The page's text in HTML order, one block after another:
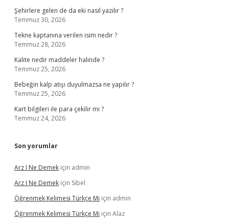
Şehirlere gelen de da eki nasıl yazılır ?
Temmuz 30, 2026
Tekne kaptanına verilen isim nedir ?
Temmuz 28, 2026
Kalite nedir maddeler halinde ?
Temmuz 25, 2026
Bebeğin kalp atışı duyulmazsa ne yapılır ?
Temmuz 25, 2026
Kart bilgileri ile para çekilir mi ?
Temmuz 24, 2026
Son yorumlar
Arz I Ne Demek için admin
Arz I Ne Demek için Sibel
Öğrenmek Kelimesi Türkçe Mi için admin
Öğrenmek Kelimesi Türkçe Mi için Alaz